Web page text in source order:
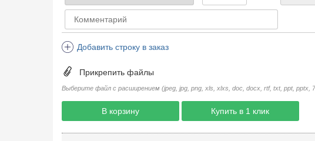
Добавить строку в заказ
Прикрепить файлы
Выберите файл с расширением (jpeg, jpg, png, xls, xlxs, doc, docx, rtf, txt, ppt, pptx,
В корзину Купить в 1 клик